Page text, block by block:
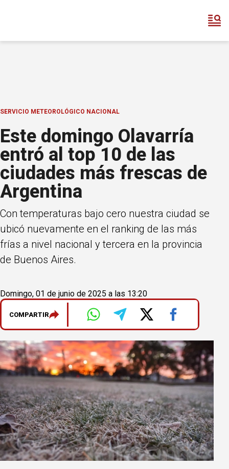
SERVICIO METEOROLÓGICO NACIONAL
Este domingo Olavarría
entró al top 10 de las
ciudades más frescas de
Argentina
Con temperaturas bajo cero nuestra ciudad se
ubicó nuevamente en el ranking de las más
frías a nivel nacional y tercera en la provincia
de Buenos Aires.
Domingo, 01 de junio de 2025 a las 13:20
COMPARTIR